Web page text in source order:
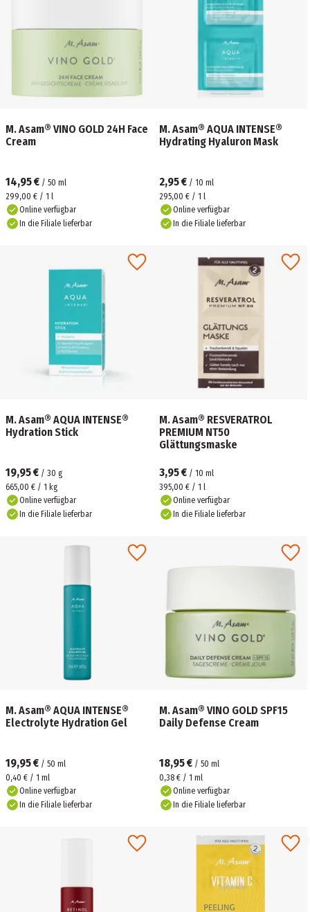
M. Asam® VINO GOLD 24H Face
Cream
14,95 € / 50 ml
299,00 € / 1 l
Online verfügbar
In die Filiale lieferbar
M. Asam® AQUA INTENSE®
Hydrating Hyaluron Mask
2,95 € / 10 ml
295,00 € / 1 l
Online verfügbar
In die Filiale lieferbar
M. Asam® AQUA INTENSE®
Hydration Stick
19,95 € / 30 g
665,00 € / 1 kg
Online verfügbar
In die Filiale lieferbar
M. Asam® RESVERATROL
PREMIUM NT50
Glättungsmaske
3,95 € / 10 ml
395,00 € / 1 l
Online verfügbar
In die Filiale lieferbar
M. Asam® AQUA INTENSE®
Electrolyte Hydration Gel
19,95 € / 50 ml
0,40 € / 1 ml
Online verfügbar
In die Filiale lieferbar
M. Asam® VINO GOLD SPF15
Daily Defense Cream
18,95 € / 50 ml
0,38 € / 1 ml
Online verfügbar
In die Filiale lieferbar